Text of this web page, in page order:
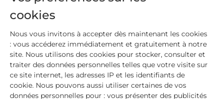
trouver une près de chez vous. Nous vous
recommandons tout particulièrement l’Institut
régionales partout en France. Rendez-voussur
cette page pour plus d’infos ! Chez MÊME, nous
avons déjà suivi de supers cours via l’IFY d’Ile de
France, renseignez vous vite !
Laissez vous aussi tenter par descours Yoga &
cookies
Nous vous invitons à accepter dès maintenant les cookies
: vous accéderez immédiatement et gratuitement à notre
site. Nous utilisons des cookies pour stocker, consulter et
traiter des données personnelles telles que votre visite sur
ce site internet, les adresses IP et les identifiants de
cookie. Nous pouvons aussi utiliser certaines de vos
données personnelles pour : vous présenter des publicités